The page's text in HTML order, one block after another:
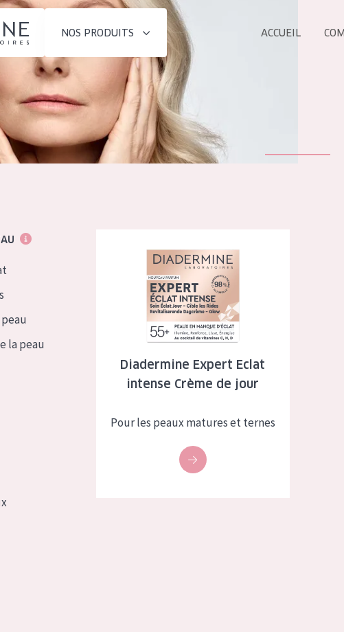
NOS PRODUITS
LA PEAU TYPE DE PRODUIT
Crème de Jour
Crème de Nuit
Lift+
Peau normale à sèche
Peau mixte ou grasse
Peau mature
ÂGE :
Tous âges
Âge : 35 à 55 ans
Âge : 55+
ACCUEIL
la peau
Diadermine Expert Eclat
intense Crème de jour
Pour les peaux matures et ternes